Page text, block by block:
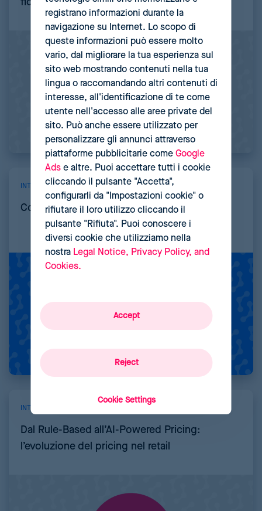
INTELLIGENZA ARTIFICIALE
Cos’è la pricing automation?
INTELLIGENZA ARTIFICIALE
Dal Rule-Based all’AI-Powered Pricing:
l’evoluzione del pricing nel retail
registrano informazioni durante la
navigazione su Internet. Lo scopo di
queste informazioni può essere molto
vario, dal migliorare la tua esperienza sul
sito web mostrando contenuti nella tua
lingua o raccomandando altri contenuti di
interesse, all'identificazione di te come
utente nell'accesso alle aree private del
sito. Può anche essere utilizzato per
personalizzare gli annunci attraverso
piattaforme pubblicitarie come Google
Adse altre. Puoi accettare tutti i cookie
cliccando il pulsante "Accetta",
configurarli da "Impostazioni cookie" o
rifiutare il loro utilizzo cliccando il
pulsante "Rifiuta". Puoi conoscere i
diversi cookie che utilizziamo nella
nostra Legal Notice, Privacy Policy, and
Cookies.
Reject
Accept
Cookie Settings